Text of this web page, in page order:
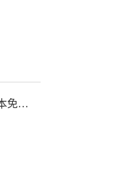
e站(EhViewer)绿色版本免费版